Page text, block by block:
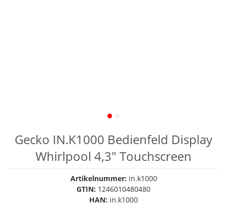
Gecko IN.K1000 Bedienfeld Display
Whirlpool 4,3" Touchscreen
Artikelnummer: in.k1000
GTIN: 1246010480480
HAN: in.k1000